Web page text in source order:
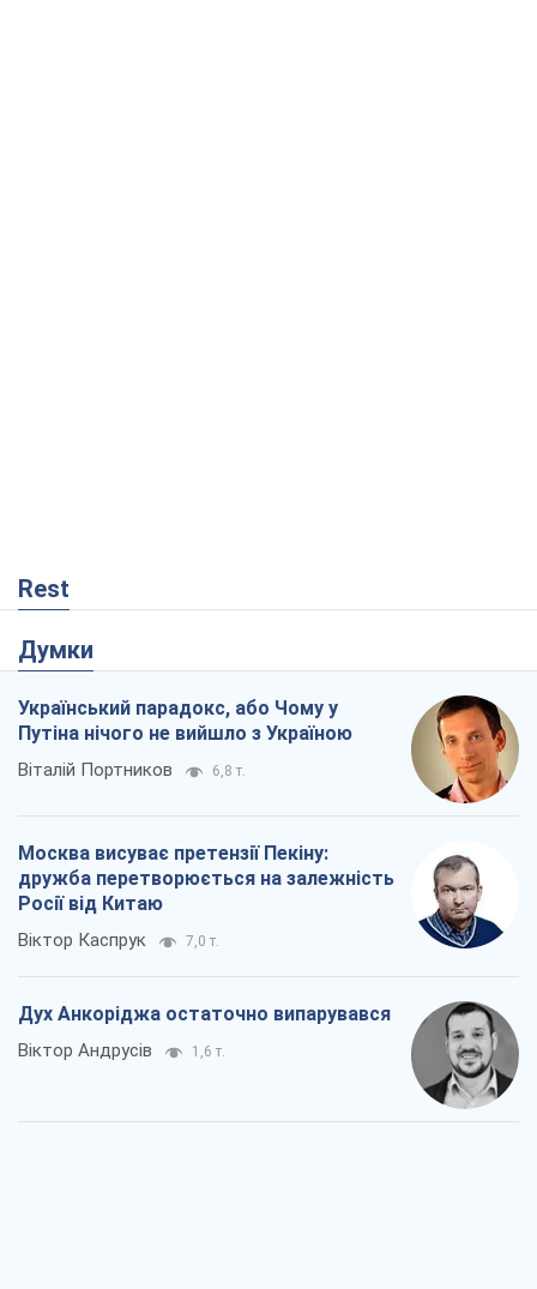
Rest
Думки
Український парадокс, або Чому у
Путіна нічого не вийшло з Україною
Віталій Портников 6,8 т.
Москва висуває претензії Пекіну:
дружба перетворюється на залежність
Росії від Китаю
Віктор Каспрук 7,0 т.
Дух Анкоріджа остаточно випарувався
Віктор Андрусів 1,6 т.